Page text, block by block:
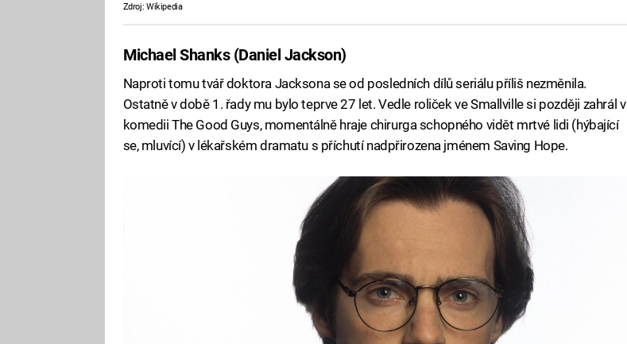
Zdroj: Wikipedia
Michael Shanks (Daniel Jackson)
Naproti tomu tvář doktora Jacksona se od posledních dílů seriálu příliš nezměnila.
Ostatně v době 1. řady mu bylo teprve 27 let. Vedle roliček ve Smallville si později zahrál v
komedii The Good Guys, momentálně hraje chirurga schopného vidět mrtvé lidi (hýbající
se, mluvící) v lékařském dramatu s příchutí nadpřirozena jménem Saving Hope.